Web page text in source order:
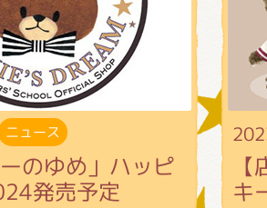
ニュース
のゆめ」ハッピ
発売予定
キ
インフォメーション
カル・コンサート